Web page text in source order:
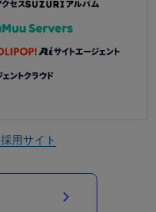
採用サイト